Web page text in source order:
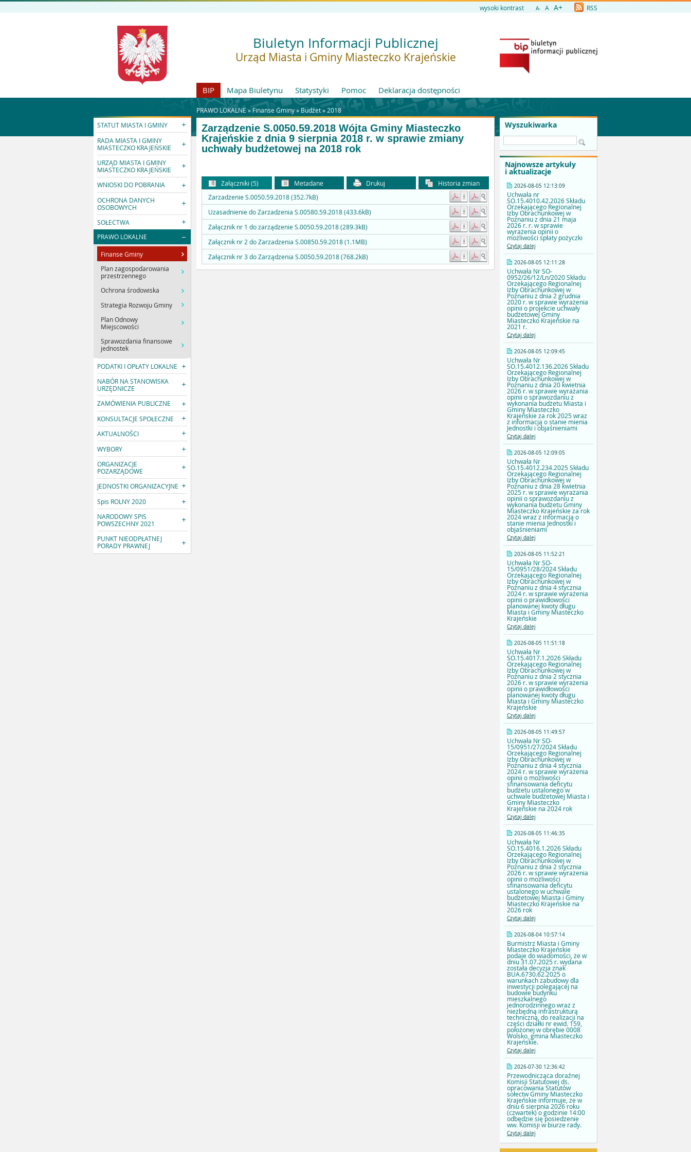
wysoki kontrast A- A A+ RSS
Biuletyn Informacji Publicznej
Urząd Miasta i Gminy Miasteczko Krajeńskie
BIP Mapa Biuletynu Statystyki Pomoc Deklaracja dostępności
PRAWO LOKALNE » Finanse Gminy» Budżet» 2018
STATUT MIASTA I GMINY
RADA MIASTA I GMINY
MIASTECZKO KRAJEŃSKIE
URZĄD MIASTA I GMINY
MIASTECZKO KRAJEŃSKIE
WNIOSKI DO POBRANIA
OCHRONA DANYCH
OSOBOWYCH
SOŁECTWA
PRAWO LOKALNE
Finanse Gminy
Plan zagospodarowania
przestrzennego
Ochrona środowiska
Strategia Rozwoju Gminy
Plan Odnowy
Miejscowości
Sprawozdania finansowe
jednostek
PODATKI I OPŁATY LOKALNE
NABÓR NA STANOWISKA
URZĘDNICZE
ZAMÓWIENIA PUBLICZNE
KONSULTACJE SPOŁECZNE
AKTUALNOŚCI
WYBORY
ORGANIZACJE
POZARZĄDOWE
JEDNOSTKI ORGANIZACYJNE
Spis ROLNY 2020
NARODOWY SPIS
POWSZECHNY 2021
PUNKT NIEODPŁATNEJ
PORADY PRAWNEJ
Wyszukiwarka
Najnowsze artykuły
i aktualizacje
2026-08-05 12:13:09
Uchwała nr
SO.15.4010.42.2026 Składu
Orzekającego Regionalnej
Izby Obrachunkowej w
Poznaniu z dnia 21 maja
2026 r. r. w sprawie
wyrażenia opinii o
możliwości spłaty pożyczki
Czytaj dalej
2026-08-05 12:11:28
Uchwała Nr SO-
0952/26/12/Ln/2020 Składu
Orzekającego Regionalnej
Izby Obrachunkowej w
Poznaniu z dnia 2 grudnia
2020 r. w sprawie wyrażenia
opinii o projekcie uchwały
budżetowej Gminy
Miasteczko Krajeńskie na
2021 r.
Czytaj dalej
2026-08-05 12:09:45
Uchwała Nr
SO.15.4012.136.2026 Składu
Orzekającego Regionalnej
Izby Obrachunkowej w
Poznaniu z dnia 20 kwietnia
2026 r. w sprawie wyrażania
opinii o sprawozdaniu z
wykonania budżetu Miasta i
Gminy Miasteczko
Krajeńskie za rok 2025 wraz
z informacją o stanie mienia
Jednostki i objaśnieniami
Czytaj dalej
2026-08-05 12:09:05
Uchwała Nr
SO.15.4012.234.2025 Składu
Orzekającego Regionalnej
Izby Obrachunkowej w
Poznaniu z dnia 28 kwietnia
2025 r. w sprawie wyrażania
opinii o sprawozdaniu z
wykonania budżetu Gminy
Miasteczko Krajeńskie za rok
2024 wraz z informacją o
stanie mienia Jednostki i
objaśnieniami
Czytaj dalej
2026-08-05 11:52:21
Uchwała Nr SO-
15/0951/28/2024 Składu
Orzekającego Regionalnej
Izby Obrachunkowej w
Poznaniu z dnia 4 stycznia
2024 r. w sprawie wyrażenia
opinii o prawidłowości
planowanej kwoty długu
Miasta i Gminy Miasteczko
Krajeńskie
Czytaj dalej
2026-08-05 11:51:18
Uchwała Nr
SO.15.4017.1.2026 Składu
Orzekającego Regionalnej
Izby Obrachunkowej w
Poznaniu z dnia 2 stycznia
2026 r. w sprawie wyrażenia
opinii o prawidłowości
planowanej kwoty długu
Miasta i Gminy Miasteczko
Krajeńskie
Czytaj dalej
2026-08-05 11:49:57
Uchwała Nr SO-
15/0951/27/2024 Składu
Orzekającego Regionalnej
Izby Obrachunkowej w
Poznaniu z dnia 4 stycznia
2024 r. w sprawie wyrażenia
opinii o możliwości
sfinansowania deficytu
budżetu ustalonego w
uchwale budżetowej Miasta i
Gminy Miasteczko
Krajeńskie na 2024 rok
Czytaj dalej
2026-08-05 11:46:35
Uchwała Nr
SO.15.4016.1.2026 Składu
Orzekającego Regionalnej
Izby Obrachunkowej w
Poznaniu z dnia 2 stycznia
2026 r. w sprawie wyrażenia
opinii o możliwości
sfinansowania deficytu
ustalonego w uchwale
budżetowej Miasta i Gminy
Miasteczko Krajeńskie na
2026 rok
Czytaj dalej
2026-08-04 10:57:14
Burmistrz Miasta i Gminy
Miasteczko Krajeńskie
podaje do wiadomości, że w
dniu 31.07.2025 r. wydana
została decyzja znak
BUA.6730.62.2025 o
warunkach zabudowy dla
inwestycji polegającej na
budowie budynku
mieszkalnego
jednorodzinnego wraz z
niezbędną infrastrukturą
techniczną, do realizacji na
części działki nr ewid. 159,
położonej w obrębie 0008
Wolsko, gmina Miasteczko
Krajeńskie.
Czytaj dalej
2026-07-30 12:36:42
Przewodnicząca doraźnej
Komisji Statutowej ds.
opracowania Statutów
sołectw Gminy Miasteczko
Krajeńskie informuje, że w
dniu 6 sierpnia 2026 roku
(czwartek) o godzinie 14:00
odbędzie się posiedzenie
ww. Komisji w biurze rady.
Czytaj dalej
Zarządzenie S.0050.59.2018 Wójta Gminy Miasteczko
Krajeńskie z dnia 9 sierpnia 2018 r. w sprawie zmiany
uchwały budżetowej na 2018 rok
Załączniki (5) Metadane Drukuj
Historia zmian
Zarzadzenie S.0050.59.2018 (352.7kB)
Uzasadnienie do Zarzadzenia S.00580.59.2018 (433.6kB)
Załącznik nr 1 do zarządzenie S.0050.59.2018 (289.3kB)
Załącznik nr 2 do Zarzadzenia S.00850.59.2018 (1.1MB)
Załącznik nr 3 do Zarządzenia S.0050.59.2018 (768.2kB)